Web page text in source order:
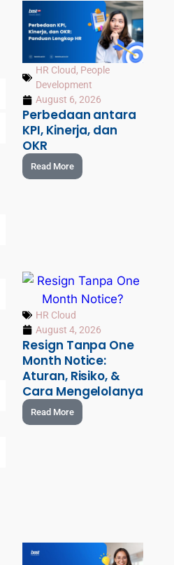
HR Cloud, People
Development
August 6, 2026
Perbedaan antara
KPI, Kinerja, dan
OKR
Read More
HR Cloud
August 4, 2026
Resign Tanpa One
Month Notice:
Aturan, Risiko, &
Cara Mengelolanya
Read More